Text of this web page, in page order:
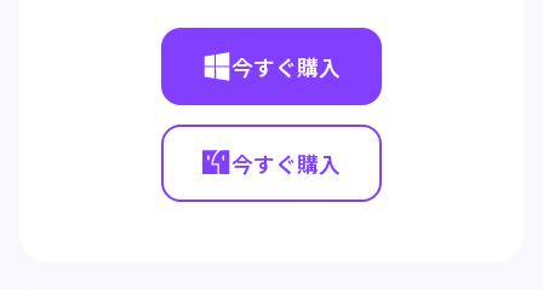
今すぐ購入
今すぐ購入